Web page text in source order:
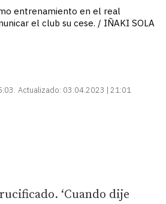
entrenamiento en el real
el club su cese. / IÑAKI SOLA
Actualizado: 03.04.2023 | 21:01
‘Cuando dije